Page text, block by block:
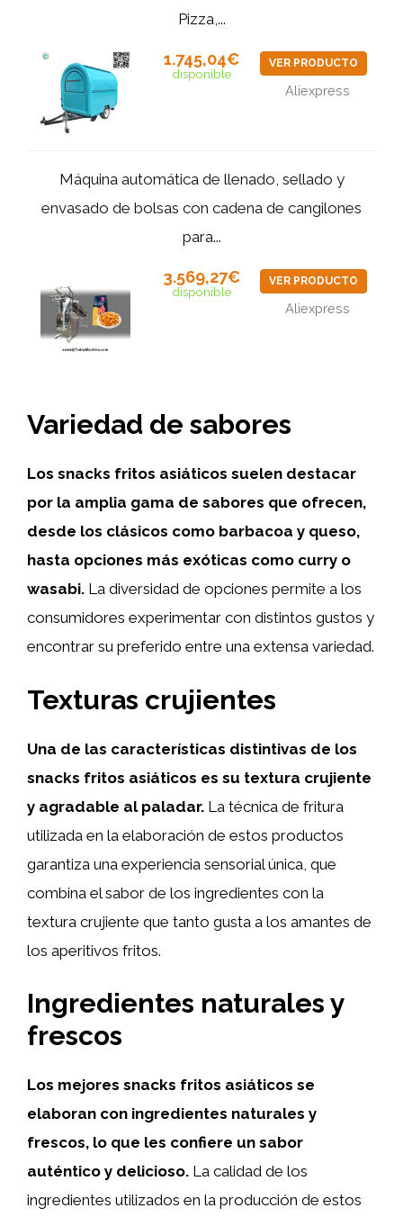
Pizza,...
1.745,04€
disponible
VER PRODUCTO
Aliexpress
Máquina automática de llenado, sellado y
envasado de bolsas con cadena de cangilones
para...
3.569,27€
disponible
VER PRODUCTO
Aliexpress
Variedad de sabores
Los snacks fritos asiáticos suelen destacar
por la amplia gama de sabores que ofrecen,
desde los clásicos como barbacoa y queso,
hasta opciones más exóticas como curry o
wasabi. La diversidad de opciones permite a los
consumidores experimentar con distintos gustos y
encontrar su preferido entre una extensa variedad.
Texturas crujientes
Una de las características distintivas de los
snacks fritos asiáticos es su textura crujiente
y agradable al paladar. La técnica de fritura
utilizada en la elaboración de estos productos
garantiza una experiencia sensorial única, que
combina el sabor de los ingredientes con la
textura crujiente que tanto gusta a los amantes de
los aperitivos fritos.
Ingredientes naturales y
frescos
Los mejores snacks fritos asiáticos se
elaboran con ingredientes naturales y
frescos, lo que les confiere un sabor
auténtico y delicioso. La calidad de los
ingredientes utilizados en la producción de estos